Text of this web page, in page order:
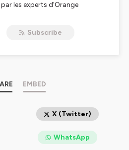
les experts d'Orange
ici un décryptage de ces
majeurs.
Subscribe
EMBED
X (Twitter)
WhatsApp